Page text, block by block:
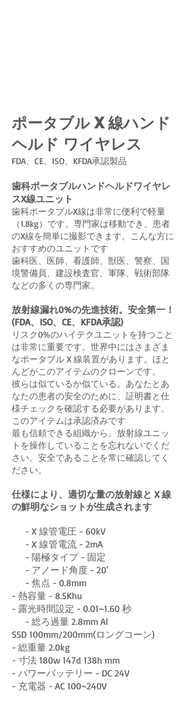
ポータブル X 線ハンド
ヘルド ワイヤレス
FDA、CE、ISO、KFDA承認製品
歯科ポータブルハンドヘルドワイヤレ
スX線ユニット
歯科ポータブルX線は非常に便利で軽量
（1.8kg）です。専門家は移動でき、患者
のX線を簡単に撮影できます。こんな方に
おすすめのユニットです
歯科医、医師、看護師、獣医、警察、国
境警備員、建設検査官、軍隊、戦術部隊
などの多くの専門家。
放射線漏れ0%の先進技術。安全第一！
(FDA、ISO、CE、KFDA承認)
リスク0%のハイテクユニットを持つこと
は非常に重要です。世界中にはさまざま
なポータブル X 線装置があります。ほと
んどがこのアイテムのクローンです。
彼らは似ているか似ている。あなたとあ
なたの患者の安全のために、証明書と仕
様チェックを確認する必要があります。
このアイテムは承認済みです
最も信頼できる組織から。放射線ユニッ
トを操作していることを忘れないでくだ
さい。安全であることを常に確認してく
ださい。
仕様により、適切な量の放射線と X 線
の鮮明なショットが生成されます
- X 線管電圧 - 60kV
- X 線管電流 - 2mA
- 陽極タイプ - 固定
- アノード角度 - 20'
- 焦点 - 0.8mm
- 熱容量 - 8.5Khu
- 露光時間設定 - 0.01~1.60 秒
- 総ろ過量 2.8mm Al
SSD 100mm/200mm(ロングコーン)
- 総重量 2.0kg
- 寸法 180w 147d 138h mm
- パワーバッテリー - DC 24V
- 充電器 - AC 100~240V